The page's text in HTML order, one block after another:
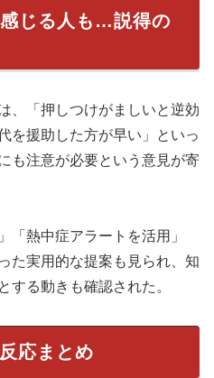
じる人も…説得の
、「押しつけがましいと逆効
を援助した方が早い」といっ
も注意が必要という意見が寄
「熱中症アラートを活用」
た実用的な提案も見られ、知
する動きも確認された。
応まとめ